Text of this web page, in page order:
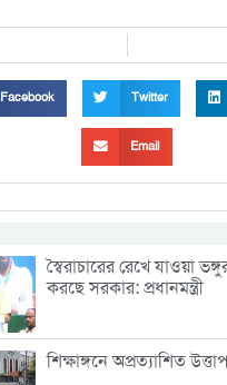
Facebook Twitter
Email
স্বৈরাচারের রেখে যাওয়া
করছে সরকার: প্রধানমন্ত্রী
শিক্ষাঙ্গনে অপ্রত্যাশিত